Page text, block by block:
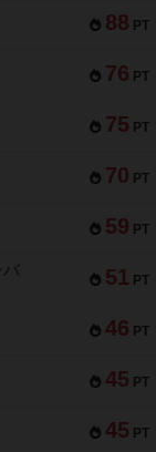
76
75
70
59
51
46
45
45
45